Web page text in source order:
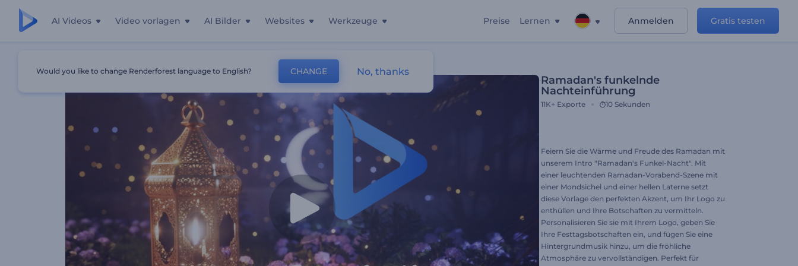
AI Videos Video vorlagen AI Bilder Websites Werkzeuge Preise Lernen Anmelden Gratis testen
Ramadan's Funkelnde Nachteinführung
Ramadan's funkelnde
Nachteinführung
11K+ Exporte 10 Sekunden
Feiern Sie die Wärme und Freude des Ramadan mit
unserem Intro "Ramadan's Funkel-Nacht". Mit
einer leuchtenden Ramadan-Vorabend-Szene mit
einer Mondsichel und einer hellen Laterne setzt
diese Vorlage den perfekten Akzent, um Ihr Logo zu
enthüllen und Ihre Botschaften zu vermitteln.
Personalisieren Sie sie mit Ihrem Logo, geben Sie
Ihre Festtagsbotschaften ein, und fügen Sie eine
Hintergrundmusik hinzu, um die fröhliche
Atmosphäre zu vervollständigen. Perfekt für
Would you like to change Renderforest language to English? CHANGE No, thanks